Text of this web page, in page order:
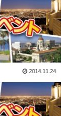
2014.11.24